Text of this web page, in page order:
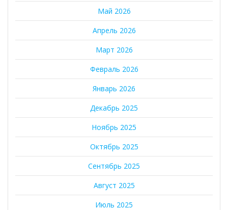
Май 2026
Апрель 2026
Март 2026
Февраль 2026
Январь 2026
Декабрь 2025
Ноябрь 2025
Октябрь 2025
Сентябрь 2025
Август 2025
Июль 2025